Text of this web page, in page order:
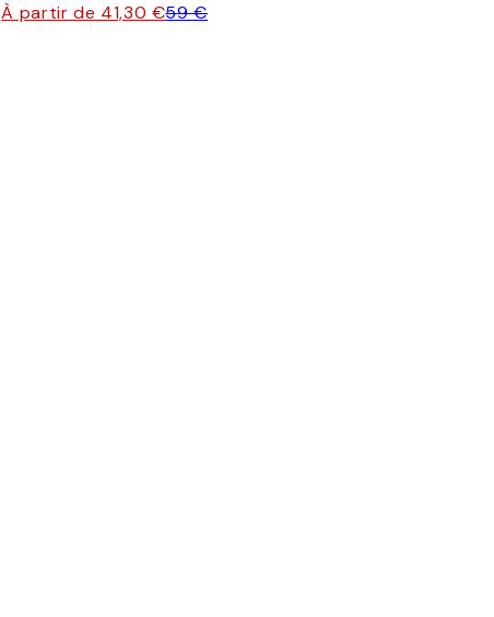
À partir de 41,30 €59 €